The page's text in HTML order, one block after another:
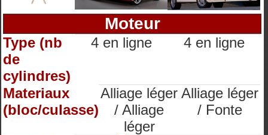
Moteur
Type (nb
de
cylindres)
4 en ligne 4 en ligne
Materiaux
(bloc/culasse)
Alliage léger
/ Alliage
léger
Alliage léger
/ Fonte